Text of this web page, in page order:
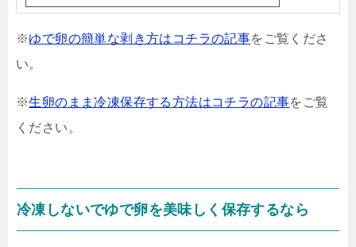
※ゆで卵の簡単な剥き方はコチラの記事をご覧くださ
い。
※生卵のまま冷凍保存する方法はコチラの記事をご覧
ください。
冷凍しないでゆで卵を美味しく保存するなら